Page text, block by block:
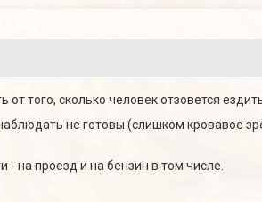
от того, сколько человек отзовется
не готовы (слишком кровавое
на проезд и на бензин в том числе.